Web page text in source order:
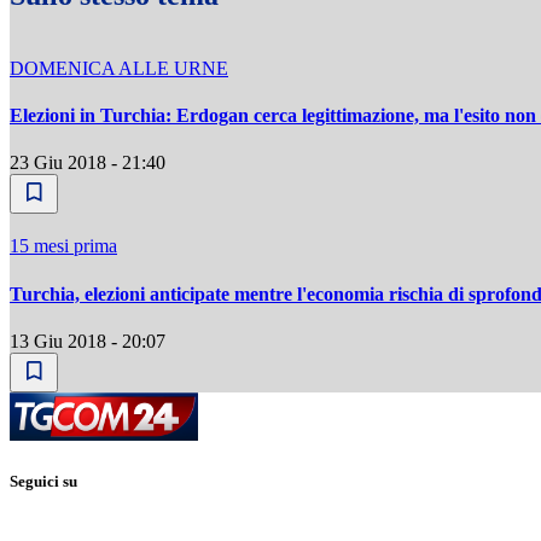
DOMENICA ALLE URNE
Elezioni in Turchia: Erdogan cerca legittimazione, ma l'esito non
23 Giu 2018 - 21:40
15 mesi prima
Turchia, elezioni anticipate mentre l'economia rischia di
13 Giu 2018 - 20:07
Seguici su